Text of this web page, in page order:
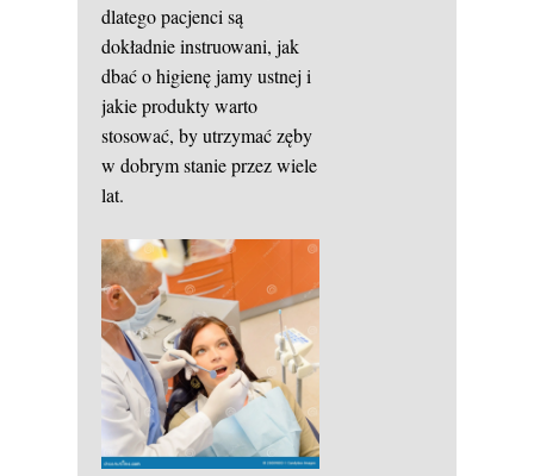
dlatego pacjenci są
dokładnie instruowani, jak
dbać o higienę jamy ustnej i
jakie produkty warto
stosować, by utrzymać zęby
w dobrym stanie przez wiele
lat.